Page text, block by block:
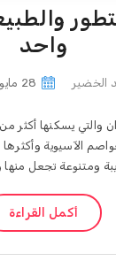
واحد
الخضير 28 مايو، 2020
الآسيوية وأكثرها
ومتنوعة تجعل
أكمل القراءة